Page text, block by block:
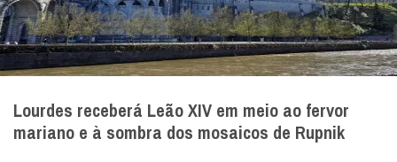
Lourdes receberá Leão XIV em meio ao fervor
mariano e à sombra dos mosaicos de Rupnik